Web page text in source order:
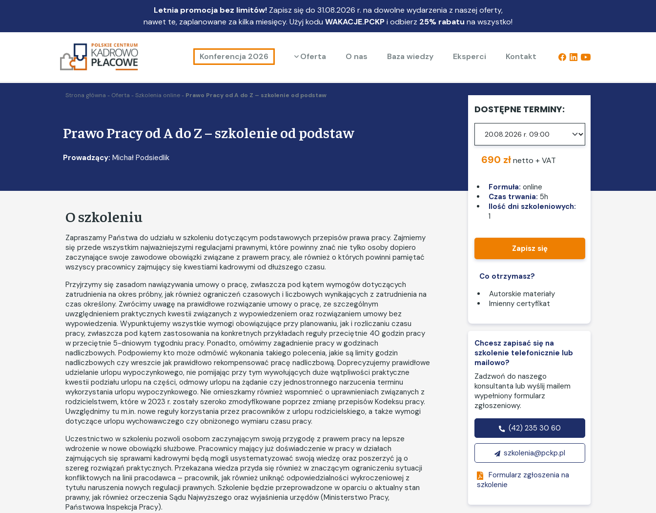
Letnia promocja bez limitów!Zapisz się do 31.08.2026 r. na dowolne wydarzenia z naszej oferty,
nawet te, zaplanowane za kilka miesięcy. Użyj kodu WAKACJE.PCKPi odbierz 25% rabatu na wszystko!
Konferencja 2026 Oferta O nas Baza wiedzy Eksperci Kontakt
Strona główna Oferta Szkolenia online Prawo Pracy od A do Z – szkolenie od podstaw
Prawo Pracy od A do Z – szkolenie od podstaw
Prowadzący: Michał Podsiedlik
DOSTĘPNE TERMINY:
690 złnetto + VAT
Formuła: online
Czas trwania: 5h
Ilość dni szkoleniowych:
1
Zapisz się
Co otrzymasz?
Autorskie materiały
Imienny certyfikat
Chcesz zapisać się na
szkolenie telefonicznie lub
mailowo?
Zadzwoń do naszego
konsultanta lub wyślij mailem
wypełniony formularz
zgłoszeniowy.
(42) 235 30 60
szkolenia@pckp.pl
Formularz zgłoszenia na
szkolenie
O szkoleniu
Zapraszamy Państwa do udziału w szkoleniu dotyczącym podstawowych przepisów prawa pracy. Zajmiemy
się przede wszystkim najważniejszymi regulacjami prawnymi, które powinny znać nie tylko osoby dopiero
zaczynające swoje zawodowe obowiązki związane z prawem pracy, ale również o których powinni pamiętać
wszyscy pracownicy zajmujący się kwestiami kadrowymi od dłuższego czasu.
Przyjrzymy się zasadom nawiązywania umowy o pracę, zwłaszcza pod kątem wymogów dotyczących
zatrudnienia na okres próbny, jak również ograniczeń czasowych i liczbowych wynikających z zatrudnienia na
czas określony. Zwrócimy uwagę na prawidłowe rozwiązanie umowy o pracę, ze szczególnym
uwzględnieniem praktycznych kwestii związanych z wypowiedzeniem oraz rozwiązaniem umowy bez
wypowiedzenia. Wypunktujemy wszystkie wymogi obowiązujące przy planowaniu, jak i rozliczaniu czasu
pracy, zwłaszcza pod kątem zastosowania na konkretnych przykładach reguły przeciętnie 40 godzin pracy
w przeciętnie 5-dniowym tygodniu pracy. Ponadto, omówimy zagadnienie pracy w godzinach
nadliczbowych. Podpowiemy kto może odmówić wykonania takiego polecenia, jakie są limity godzin
nadliczbowych czy wreszcie jak prawidłowo rekompensować pracę nadliczbową. Doprecyzujemy prawidłowe
udzielanie urlopu wypoczynkowego, nie pomijając przy tym wywołujących duże wątpliwości praktyczne
kwestii podziału urlopu na części, odmowy urlopu na żądanie czy jednostronnego narzucenia terminu
wykorzystania urlopu wypoczynkowego. Nie omieszkamy również wspomnieć o uprawnieniach związanych z
rodzicielstwem, które w 2023 r. zostały szeroko zmodyfikowane poprzez zmianę przepisów Kodeksu pracy.
Uwzględnimy tu m.in. nowe reguły korzystania przez pracowników z urlopu rodzicielskiego, a także wymogi
dotyczące urlopu wychowawczego czy obniżonego wymiaru czasu pracy.
Uczestnictwo w szkoleniu pozwoli osobom zaczynającym swoją przygodę z prawem pracy na lepsze
wdrożenie w nowe obowiązki służbowe. Pracownicy mający już doświadczenie w pracy w działach
zajmujących się sprawami kadrowymi będą mogli usystematyzować swoją wiedzę oraz poszerzyć ją o
szereg rozwiązań praktycznych. Przekazana wiedza przyda się również w znaczącym ograniczeniu sytuacji
konfliktowych na linii pracodawca – pracownik, jak również uniknąć odpowiedzialności wykroczeniowej z
tytułu naruszenia nowych regulacji prawnych. Szkolenie będzie przeprowadzone w oparciu o aktualny stan
prawny, jak również orzeczenia Sądu Najwyższego oraz wyjaśnienia urzędów (Ministerstwo Pracy,
Państwowa Inspekcja Pracy).